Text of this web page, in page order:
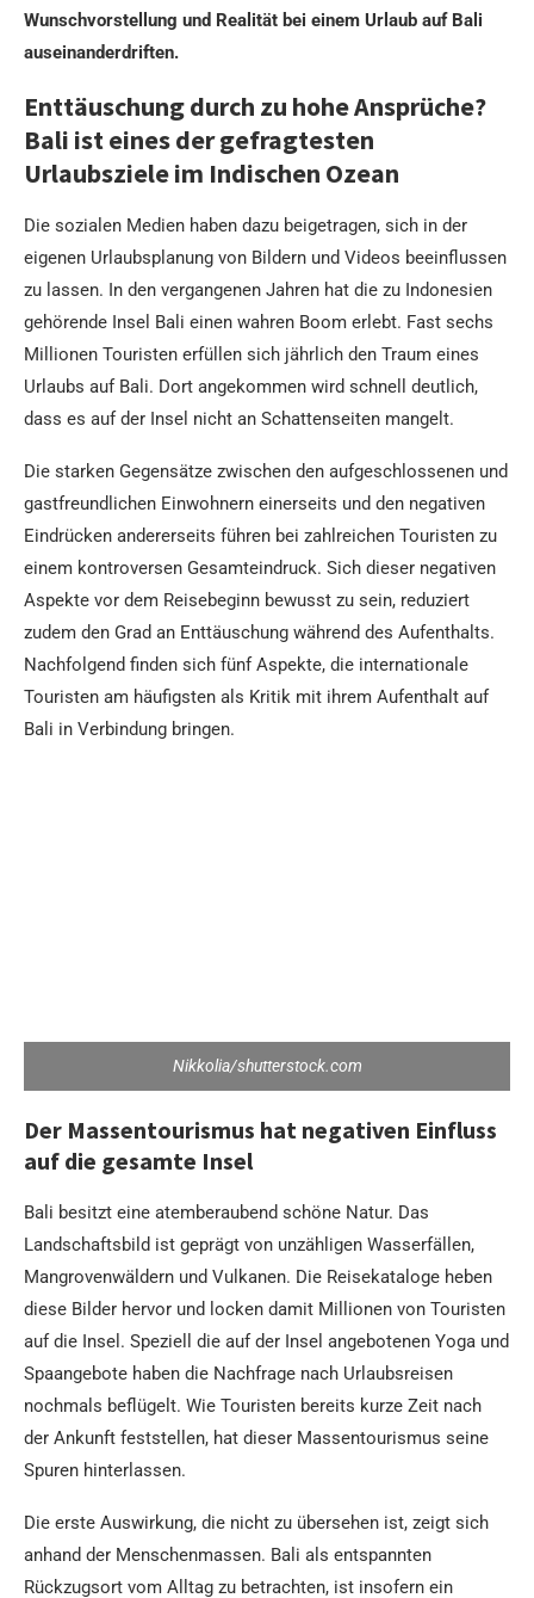
Wunschvorstellung und Realität bei einem Urlaub auf Bali
auseinanderdriften.
Enttäuschung durch zu hohe Ansprüche?
Bali ist eines der gefragtesten
Urlaubsziele im Indischen Ozean
Die sozialen Medien haben dazu beigetragen, sich in der
eigenen Urlaubsplanung von Bildern und Videos beeinflussen
zu lassen. In den vergangenen Jahren hat die zu Indonesien
gehörende Insel Bali einen wahren Boom erlebt. Fast sechs
Millionen Touristen erfüllen sich jährlich den Traum eines
Urlaubs auf Bali. Dort angekommen wird schnell deutlich,
dass es auf der Insel nicht an Schattenseiten mangelt.
Die starken Gegensätze zwischen den aufgeschlossenen und
gastfreundlichen Einwohnern einerseits und den negativen
Eindrücken andererseits führen bei zahlreichen Touristen zu
einem kontroversen Gesamteindruck. Sich dieser negativen
Aspekte vor dem Reisebeginn bewusst zu sein, reduziert
zudem den Grad an Enttäuschung während des Aufenthalts.
Nachfolgend finden sich fünf Aspekte, die internationale
Touristen am häufigsten als Kritik mit ihrem Aufenthalt auf
Bali in Verbindung bringen.
Nikkolia/shutterstock.com
Der Massentourismus hat negativen Einfluss
auf die gesamte Insel
Bali besitzt eine atemberaubend schöne Natur. Das
Landschaftsbild ist geprägt von unzähligen Wasserfällen,
Mangrovenwäldern und Vulkanen. Die Reisekataloge heben
diese Bilder hervor und locken damit Millionen von Touristen
auf die Insel. Speziell die auf der Insel angebotenen Yoga und
Spaangebote haben die Nachfrage nach Urlaubsreisen
nochmals beflügelt. Wie Touristen bereits kurze Zeit nach
der Ankunft feststellen, hat dieser Massentourismus seine
Spuren hinterlassen.
Die erste Auswirkung, die nicht zu übersehen ist, zeigt sich
anhand der Menschenmassen. Bali als entspannten
Rückzugsort vom Alltag zu betrachten, ist insofern ein